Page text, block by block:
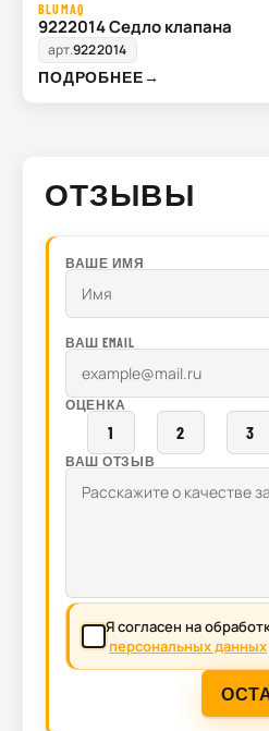
BLUMAQ
9222014 Седло клапана
арт.9222014
ПОДРОБНЕЕ→
ОТЗЫВЫ
ВАШЕ ИМЯ
ВАШ EMAIL
ОЦЕНКА
1 2 3
ВАШ ОТЗЫВ
Я согласен на
персональных данных